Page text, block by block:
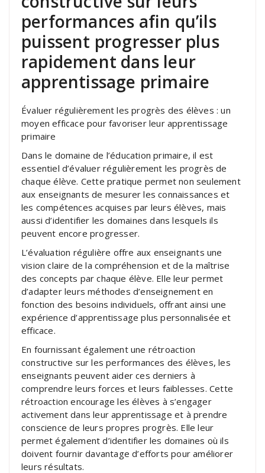
performances afin qu’ils
puissent progresser plus
rapidement dans leur
apprentissage primaire
Évaluer régulièrement les progrès des élèves : un
moyen efficace pour favoriser leur apprentissage
primaire
Dans le domaine de l’éducation primaire, il est
essentiel d’évaluer régulièrement les progrès de
chaque élève. Cette pratique permet non seulement
aux enseignants de mesurer les connaissances et
les compétences acquises par leurs élèves, mais
aussi d’identifier les domaines dans lesquels ils
peuvent encore progresser.
L’évaluation régulière offre aux enseignants une
vision claire de la compréhension et de la maîtrise
des concepts par chaque élève. Elle leur permet
d’adapter leurs méthodes d’enseignement en
fonction des besoins individuels, offrant ainsi une
expérience d’apprentissage plus personnalisée et
efficace.
En fournissant également une rétroaction
constructive sur les performances des élèves, les
enseignants peuvent aider ces derniers à
comprendre leurs forces et leurs faiblesses. Cette
rétroaction encourage les élèves à s’engager
activement dans leur apprentissage et à prendre
conscience de leurs propres progrès. Elle leur
permet également d’identifier les domaines où ils
doivent fournir davantage d’efforts pour améliorer
leurs résultats.